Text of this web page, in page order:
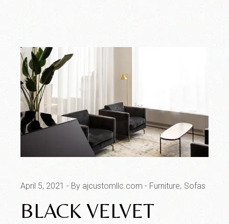
April 5, 2021 By ajcustomllc.com Furniture Sofas
BLACK VELVET